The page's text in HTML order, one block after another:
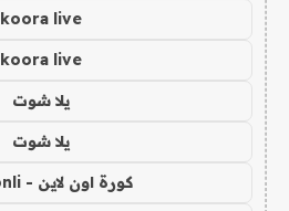
koora live
koora live
يلا شوت
يلا شوت
كورة اون لاين - kora onli